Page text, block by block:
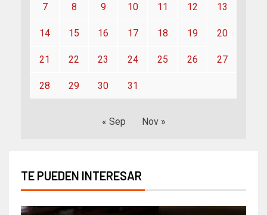
7 8 9 10 11 12 13
14 15 16 17 18 19 20
21 22 23 24 25 26 27
28 29 30 31
« Sep Nov »
TE PUEDEN INTERESAR